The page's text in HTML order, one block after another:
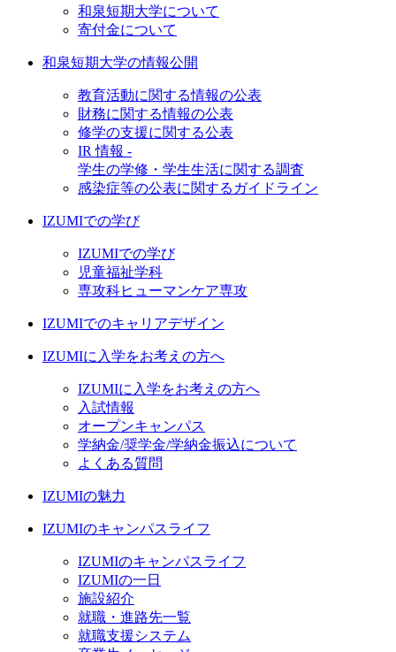
和泉短期大学について
寄付金について
和泉短期大学の情報公開
教育活動に関する情報の公表
財務に関する情報の公表
修学の支援に関する公表
IR 情報 -
学生の学修・学生生活に関する調査
感染症等の公表に関するガイドライン
IZUMIでの学び
IZUMIでの学び
児童福祉学科
専攻科ヒューマンケア専攻
IZUMIでのキャリアデザイン
IZUMIに入学をお考えの方へ
IZUMIに入学をお考えの方へ
入試情報
オープンキャンパス
学納金/奨学金/学納金振込について
よくある質問
IZUMIの魅力
IZUMIのキャンパスライフ
IZUMIのキャンパスライフ
IZUMIの一日
施設紹介
就職・進路先一覧
就職支援システム